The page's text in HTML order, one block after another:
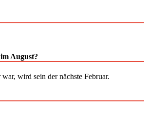
August?
wird sein der nächste Februar.